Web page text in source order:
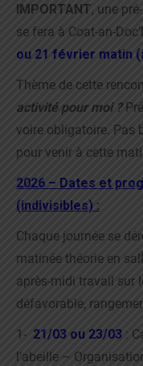
IMPORTANT, une
se fera à Coat-an-
ou 21 février matin
Thème de cette
activité pour moi ?
voire obligatoire. Pas
pour venir à cette
2026 – Dates et
(indivisibles) :
Chaque journée se
matinée théorie en
après-midi travail sur
défavorable,
1- 21/03 ou 23/03 :
l’abeille –